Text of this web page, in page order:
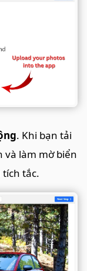
. Khi bạn tải
và làm mờ biển
tích tắc.